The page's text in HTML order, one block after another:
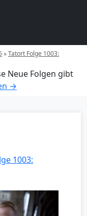
»Tatort Folge 1003:
Neue Folgen gibt
→
1003: